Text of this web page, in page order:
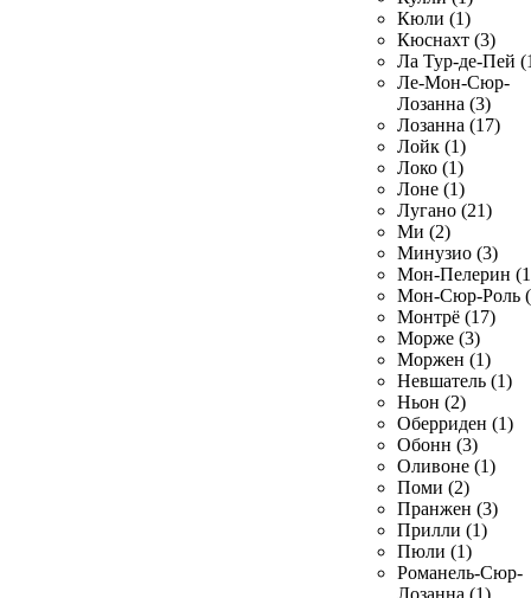
Кюли (1)
Кюснахт (3)
Ла Тур-де-Пей
Ле-Мон-Сюр-
Лозанна (3)
Лозанна (17)
Лойк (1)
Локо (1)
Лоне (1)
Лугано (21)
Ми (2)
Минузио (3)
Мон-Пелерин
Мон-Сюр-Роль
Монтрё (17)
Морже (3)
Моржен (1)
Невшатель (1)
Ньон (2)
Оберриден (1)
Обонн (3)
Оливоне (1)
Поми (2)
Пранжен (3)
Прилли (1)
Пюли (1)
Романель-Сюр-
Лозанна (1)